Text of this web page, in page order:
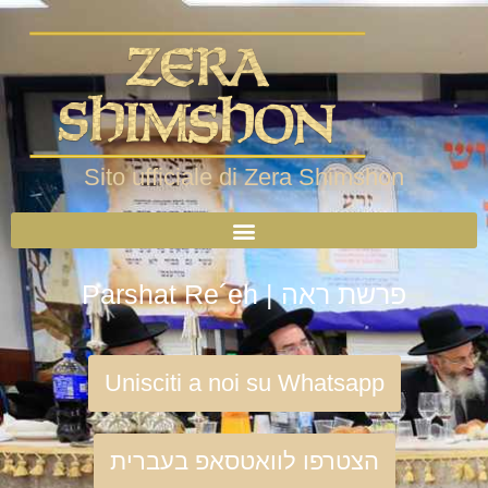
Sito ufficiale di Zera Shimshon
Parshat Re´eh | פרשת ראה
Unisciti a noi su Whatsapp
הצטרפו לוואטסאפ בעברית